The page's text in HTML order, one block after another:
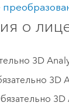
о
3D
3D
3D